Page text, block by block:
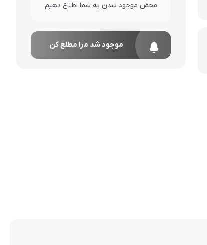
محض موجود شدن به شما اطلاع دهیم
موجود شد مرا مطلع کن